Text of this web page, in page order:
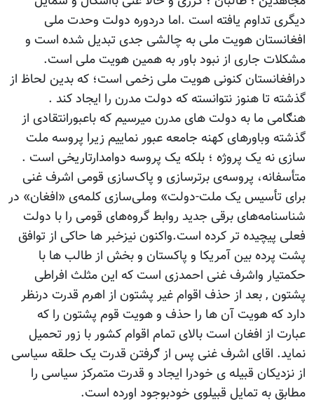
دیگری تداوم یافته است .اما دردوره دولت وحدت ملی
افغانستان هویت ملی به چالشی جدی تبدیل شده است و
مشکلات جاری از نبود باور به همین هویت ملی است.
درافغانستان کنونی هویت ملی زخمی است؛ که بدین لحاظ از
گذشته تا هنوز نتوانسته که دولت مدرن را ایجاد کند .
هنګامی ما به دولت های مدرن میرسیم که باعبورانتقادی از
گذشته وباورهای کهنه جامعه عبور نماییم زیرا پروسه ملت
سازی نه یک پروژه ؛ بلکه یک پروسه دوامدارتاریخی است .
متأسفانه، پروسه‌ی برتر‌سازی و پاک‌سازی قومی اشرف غنی
برای تأسیس یک ملت-دولت» وملی‌سازی کلمه‌ی «افغان» در
شناسنامه‌های برقی جدید روابط گروه‌های قومی را با دولت
فعلی پیچیده تر کرده است.واکنون نیزخبر ها حاکی از توافق
پشت پرده بین آمریکا و پاکستان و بخش از طالب ها با
حکمتیار واشرف غنی احمدزی است که این مثلث افراطی
پشتون , بعد از حذف اقوام غیر پشتون از اهرم قدرت درنظر
دارد که هویت آن ها را حذف و هویت قوم پشتون را که
عبارت از افغان است بالای تمام اقوام کشور با زور تحمیل
نماید. اقای اشرف غنی پس از ګرفتن قدرت یک حلقه سیاسی
از نزدیکان قبیله ی خودرا ایجاد و قدرت متمرکز سیاسی را
مطابق به تمایل قبیلوی خودبوجود اورده است.